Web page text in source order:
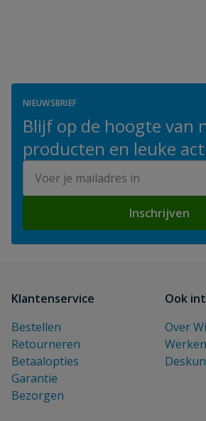
NIEUWSBRIEF
Blijf op de hoogte van
producten en leuke
Inschrijven
Klantenservice
Bestellen
Retourneren
Betaalopties
Garantie
Bezorgen
Ook
Over